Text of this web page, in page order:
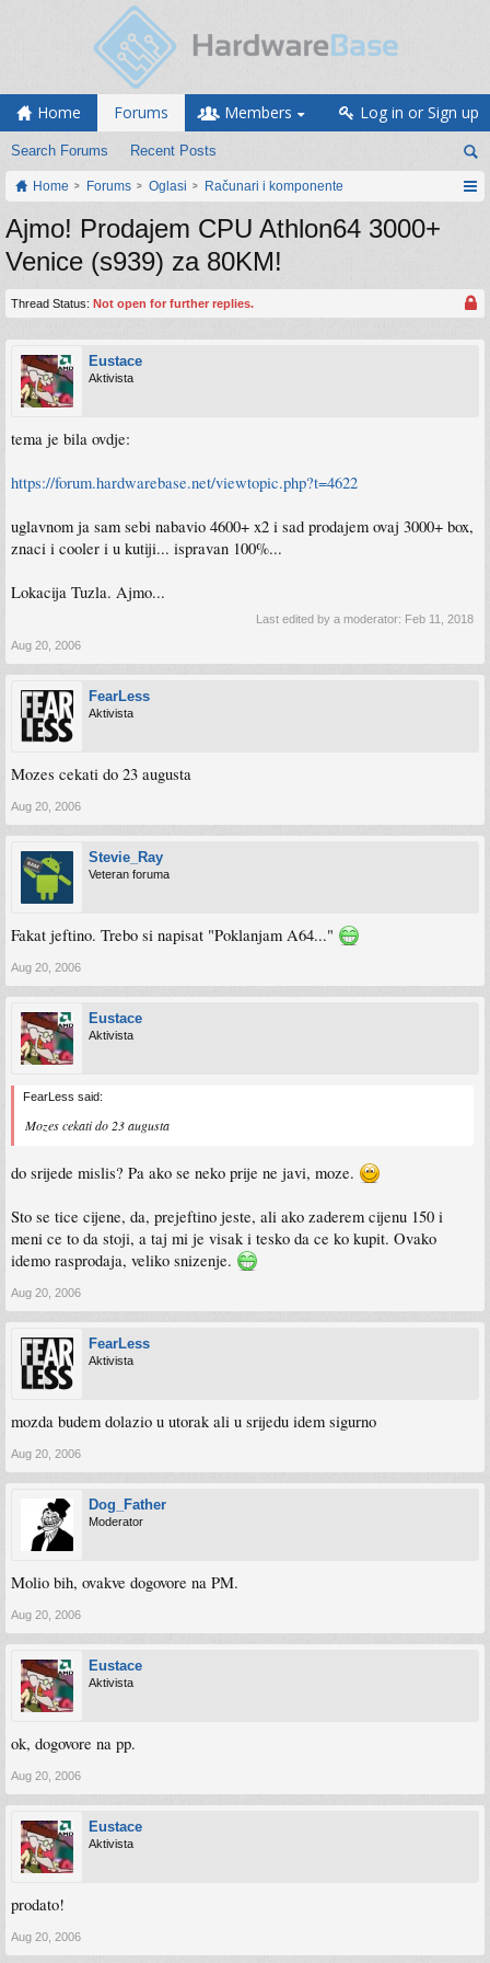
Home Forums
Search Forums Recent Posts
Members Log in or Sign up
Home Forums Oglasi Računari i komponente
Ajmo! Prodajem CPU Athlon64 3000+
Venice (s939) za 80KM!
Thread Status: Not open for further replies.
Eustace
Aktivista
tema je bila ovdje:
https://forum.hardwarebase.net/viewtopic.php?t=4622
uglavnom ja sam sebi nabavio 4600+ x2 i sad prodajem ovaj 3000+ box,
znaci i cooler i u kutiji... ispravan 100%...
Lokacija Tuzla. Ajmo...
Last edited by a moderator: Feb 11, 2018
Aug 20, 2006
FearLess
Aktivista
Mozes cekati do 23 augusta
Aug 20, 2006
Stevie_Ray
Veteran foruma
Fakat jeftino. Trebo si napisat "Poklanjam A64..."
Aug 20, 2006
Eustace
Aktivista
FearLess said:
Mozes cekati do 23 augusta
do srijede mislis? Pa ako se neko prije ne javi, moze.
Sto se tice cijene, da, prejeftino jeste, ali ako zaderem cijenu 150 i
meni ce to da stoji, a taj mi je visak i tesko da ce ko kupit. Ovako
idemo rasprodaja, veliko snizenje.
Aug 20, 2006
FearLess
Aktivista
mozda budem dolazio u utorak ali u srijedu idem sigurno
Aug 20, 2006
Dog_Father
Moderator
Molio bih, ovakve dogovore na PM.
Aug 20, 2006
Eustace
Aktivista
ok, dogovore na pp.
Aug 20, 2006
Eustace
Aktivista
prodato!
Aug 20, 2006